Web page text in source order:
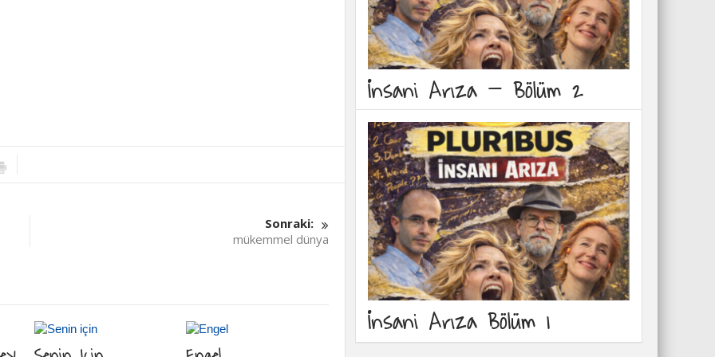
Sonraki:
mükemmel dünya
İnsani Arıza – Bölüm 2
İnsani Arıza Bölüm 1